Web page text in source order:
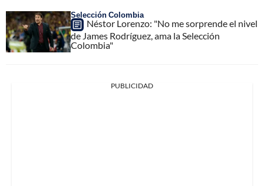
Selección Colombia
Néstor Lorenzo: "No me sorprende el nivel
de James Rodríguez, ama la Selección
Colombia"
PUBLICIDAD